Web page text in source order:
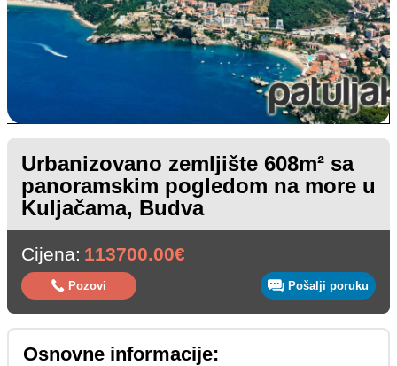
Urbanizovano zemljište 608m² sa
panoramskim pogledom na more u
Kuljačama, Budva
Cijena: 113700.00€
Pozovi Pošalji poruku
Osnovne informacije: